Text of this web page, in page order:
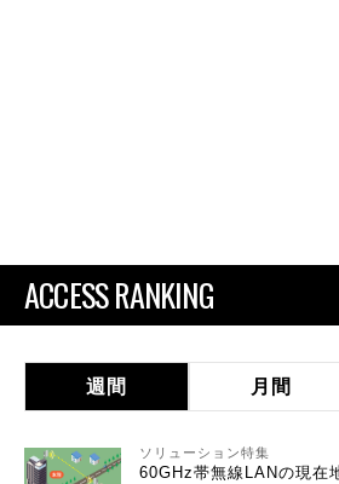
ACCESS RANKING
週間 月間
ソリューション特集
60GHz帯無線LANの現